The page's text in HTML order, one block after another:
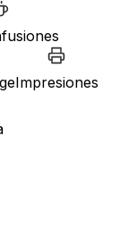
Impresiones